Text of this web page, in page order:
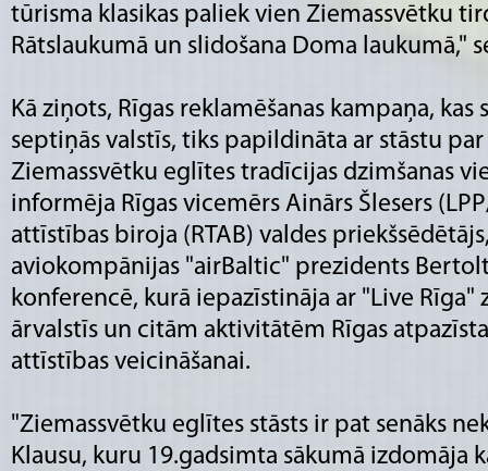
tūrisma klasikas paliek vien Ziemassvētku
Rātslaukumā un slidošana Doma laukumā,"
Kā ziņots, Rīgas reklamēšanas kampaņa,
septiņās valstīs, tiks papildināta ar stāstu
Ziemassvētku eglītes tradīcijas dzimšanas
informēja Rīgas vicemērs Ainārs Šlesers
attīstības biroja (RTAB) valdes
aviokompānijas "airBaltic" prezidents
konferencē, kurā iepazīstināja ar "Live Rīga"
ārvalstīs un citām aktivitātēm Rīgas
attīstības veicināšanai.
"Ziemassvētku eglītes stāsts ir pat senāks
Klausu, kuru 19.gadsimta sākumā izdomāja